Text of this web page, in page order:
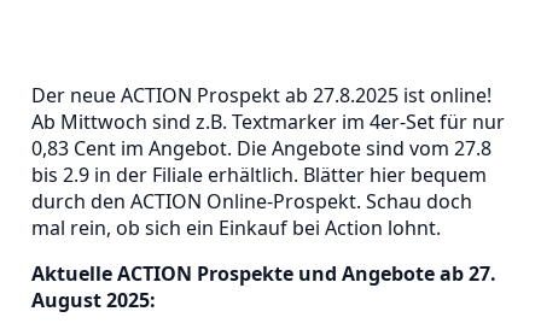
Der neue ACTION Prospekt ab 27.8.2025 ist online!
Ab Mittwoch sind z.B. Textmarker im 4er-Set für nur
0,83 Cent im Angebot. Die Angebote sind vom 27.8
bis 2.9 in der Filiale erhältlich. Blätter hier bequem
durch den ACTION Online-Prospekt. Schau doch
mal rein, ob sich ein Einkauf bei Action lohnt.
Aktuelle ACTION Prospekte und Angebote ab 27.
August 2025: